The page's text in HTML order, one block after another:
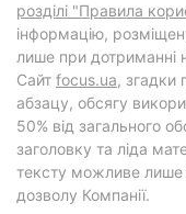
розділі "Правила
інформацію,
лише при дотриманні
Cайт focus.ua,
абзацу, обсягу
50% від загального
заголовку та ліда
тексту можливе
дозволу Компанії.